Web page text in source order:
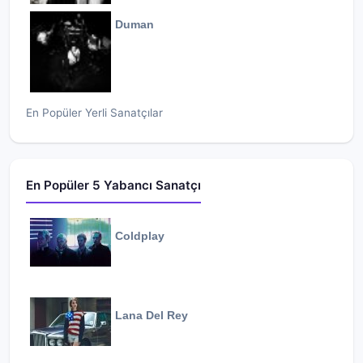
Duman
En Popüler Yerli Sanatçılar
En Popüler 5 Yabancı Sanatçı
Coldplay
Lana Del Rey